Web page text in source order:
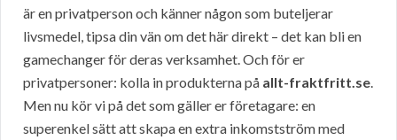
är en privatperson och känner någon som buteljerar
livsmedel, tipsa din vän om det här direkt – det kan bli en
gamechanger för deras verksamhet. Och för er
privatpersoner: kolla in produkterna på allt-fraktfritt.se.
Men nu kör vi på det som gäller er företagare: en
superenkel sätt att skapa en extra inkomstström med